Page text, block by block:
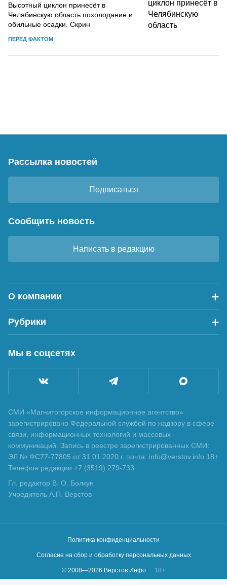
Высотный циклон принесёт в
Челябинскую область похолодание и
обильные осадки. Скрин
ПЕРЕД ФАКТОМ
Рассылка новостей
Подписаться
Сообщить новость
Написать в редакцию
О компании
Рубрики
Мы в соцсетях
СМИ «Магнитогорское информационное агентство»
зарегистрировано Федеральной службой по надзору в сфере
связи, информационных технологий и массовых
коммуникаций. Запись в реестре зарегистрированных СМИ:
ЭЛ № ФС77-77805 от 31.01.2020 г. почта: info@verstov.info 18+
Телефон редакции +7 (3519) 279-733
Гл. редактор В. О. Болкун
Учредитель А.П. Верстов
Политика конфиденциальности
Согласие на сбор и обработку персональных данных
© 2008—2026 Верстов.Инфо
18+